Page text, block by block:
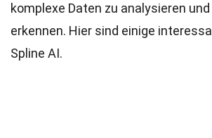
komplexe Daten zu analysieren
erkennen. Hier sind einige
Spline AI.